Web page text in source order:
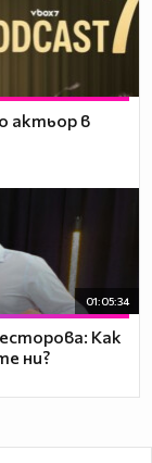
актьор в
01:05:34
Как
ни?